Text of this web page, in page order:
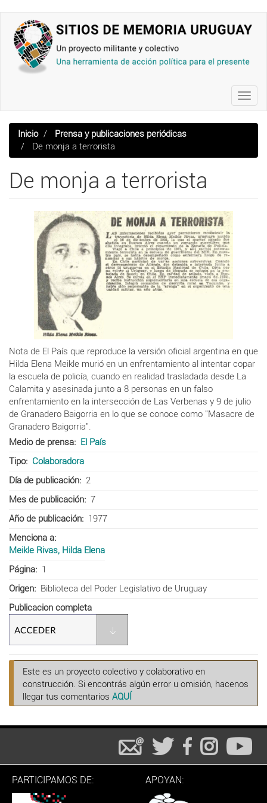
contenido
principal
Inicio
Prensa y publicaciones periódicas
De monja a terrorista
De monja a terrorista
Nota de El País que reproduce la versión oficial argentina en que
Hilda Elena Meikle murió en un enfrentamiento al intentar copar
la escuela de policía, cuando en realidad trasladada desde La
Calamita y asesinada junto a 8 personas en un falso
enfrentamiento en la intersección de Las Verbenas y 9 de julio
de Granadero Baigorria en lo que se conoce como "Masacre de
Granadero Baigorria".
Medio de prensa
El País
Tipo
Colaboradora
Día de publicación
2
Mes de publicación
7
Año de publicación
1977
Menciona a
Meikle Rivas, Hilda Elena
Página
1
Origen
Biblioteca del Poder Legislativo de Uruguay
Publicacion completa
Este es un proyecto colectivo y colaborativo en
construcción. Si encontrás algún error u omisión, hacenos
llegar tus comentarios AQUÍ
PARTICIPAMOS DE: APOYAN: